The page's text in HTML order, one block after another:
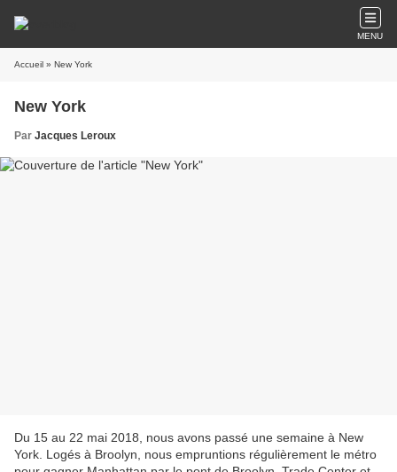
MENU
Accueil » New York
New York
Par Jacques Leroux
Du 15 au 22 mai 2018, nous avons passé une semaine à New
York. Logés à Broolyn, nous empruntions régulièrement le métro